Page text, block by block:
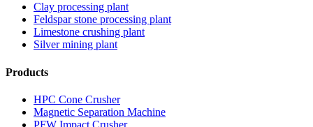
Clay processing plant
Feldspar stone processing plant
Limestone crushing plant
Silver mining plant
Products
HPC Cone Crusher
Magnetic Separation Machine
PFW Impact Crusher